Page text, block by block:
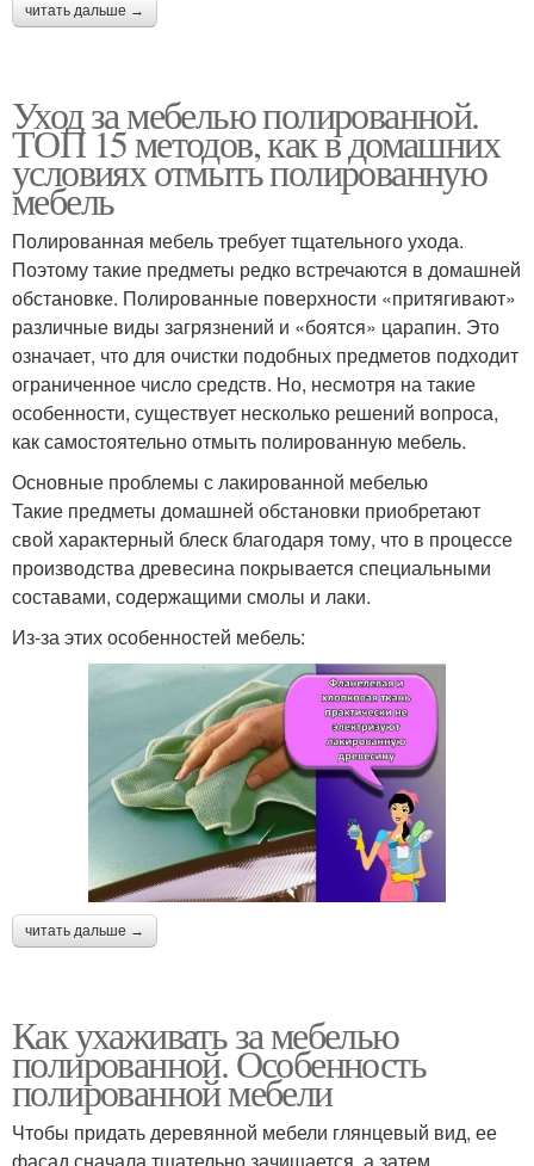
читать дальше →
Уход за мебелью полированной.
ТОП 15 методов, как в домашних
условиях отмыть полированную
мебель
Полированная мебель требует тщательного ухода.
Поэтому такие предметы редко встречаются в домашней
обстановке. Полированные поверхности «притягивают»
различные виды загрязнений и «боятся» царапин. Это
означает, что для очистки подобных предметов подходит
ограниченное число средств. Но, несмотря на такие
особенности, существует несколько решений вопроса,
как самостоятельно отмыть полированную мебель.
Основные проблемы с лакированной мебелью
Такие предметы домашней обстановки приобретают
свой характерный блеск благодаря тому, что в процессе
производства древесина покрывается специальными
составами, содержащими смолы и лаки.
Из-за этих особенностей мебель:
читать дальше →
Как ухаживать за мебелью
полированной. Особенность
полированной мебели
Чтобы придать деревянной мебели глянцевый вид, ее
фасад сначала тщательно зачищается, а затем